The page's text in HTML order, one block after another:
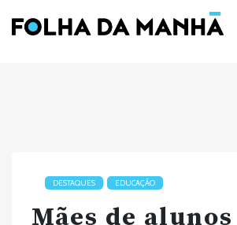
DESTAQUES EDUCAÇÃO
Mães de alunos